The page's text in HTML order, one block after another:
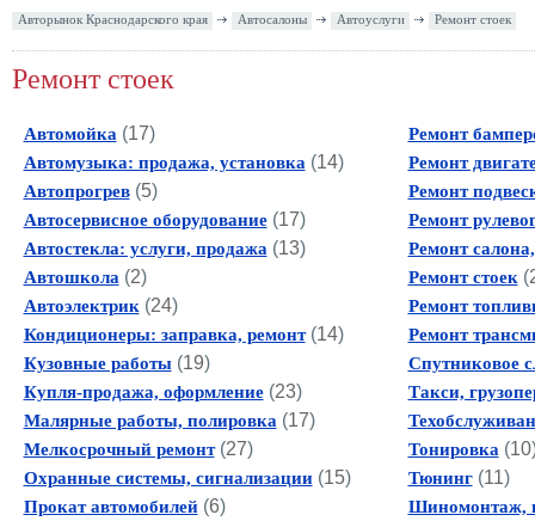
Авторынок Краснодарского края Автосалоны Автоуслуги Ремонт стоек
Ремонт стоек
Автомойка (17)
Автомузыка: продажа, установка (14)
Автопрогрев(5)
Автосервисное оборудование(17)
Автостекла: услуги, продажа (13)
Автошкола (2)
Автоэлектрик (24)
Кондиционеры: заправка, ремонт(14)
Кузовные работы(19)
Купля-продажа, оформление(23)
Малярные работы, полировка (17)
Мелкосрочный ремонт(27)
Охранные системы, сигнализации(15)
Прокат автомобилей(6)
Ремонт
Ремонт
Ремонт
Ремонт
Ремонт
Ремонт стоек (
Ремонт
Ремонт
Спутниковое
Такси,
Тонировка (10
Тюнинг(11)
Шиномонтаж,